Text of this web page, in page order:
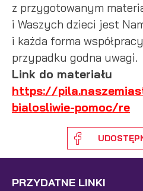
z przygotowanym
i Waszych dzieci jest
i każda forma
przypadku godna uwagi.
Link do materiału
https://
bialosliwie-pomoc/re
PRZYDATNE LINKI